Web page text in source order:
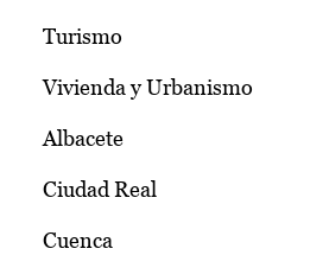
Turismo
Vivienda y Urbanismo
Albacete
Ciudad Real
Cuenca